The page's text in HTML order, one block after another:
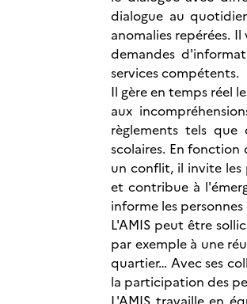
dialogue au
anomalies repérées.
demandes
services compétents.
Il gère en temps réel
aux
règlements tels que
scolaires. En fonction
un conflit, il invite les
et contribue à
informe les
L'AMIS peut être
par exemple à une
quartier… Avec ses
la participation des